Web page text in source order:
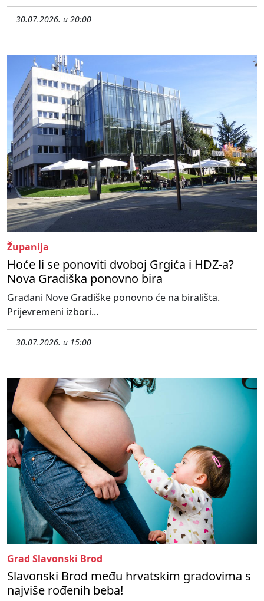
30.07.2026. u 20:00
Županija
Hoće li se ponoviti dvoboj Grgića i HDZ-a?
Nova Gradiška ponovno bira
Građani Nove Gradiške ponovno će na birališta.
Prijevremeni izbori...
30.07.2026. u 15:00
Grad Slavonski Brod
Slavonski Brod među hrvatskim gradovima s
najviše rođenih beba!